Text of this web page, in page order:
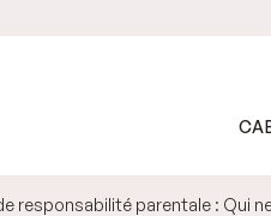
parentale : Qui